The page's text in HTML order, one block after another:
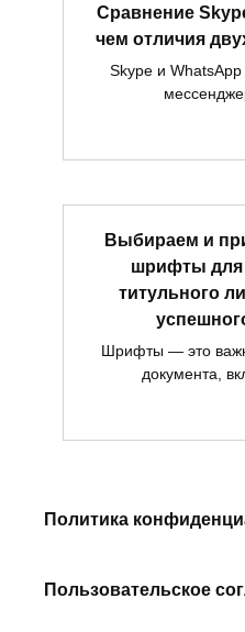
Сравнение
чем отличия
Skype и
Выбираем и
шрифты
титульного
Шрифты — это
документа,
Политика
Пользовательское